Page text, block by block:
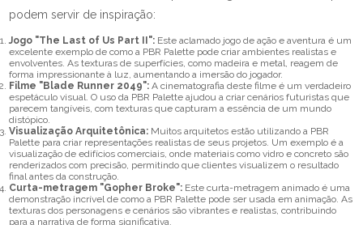
podem servir de inspiração:
Jogo "The Last of Us Part II": Este aclamado jogo de ação e aventura é um
excelente exemplo de como a PBR Palette pode criar ambientes realistas e
envolventes. As texturas de superfícies, como madeira e metal, reagem de
forma impressionante à luz, aumentando a imersão do jogador.
Filme "Blade Runner 2049": A cinematografia deste filme é um verdadeiro
espetáculo visual. O uso da PBR Palette ajudou a criar cenários futuristas que
parecem tangíveis, com texturas que capturam a essência de um mundo
distópico.
Visualização Arquitetônica: Muitos arquitetos estão utilizando a PBR
Palette para criar representações realistas de seus projetos. Um exemplo é a
visualização de edifícios comerciais, onde materiais como vidro e concreto são
renderizados com precisão, permitindo que clientes visualizem o resultado
final antes da construção.
Curta-metragem "Gopher Broke": Este curta-metragem animado é uma
demonstração incrível de como a PBR Palette pode ser usada em animação. As
texturas dos personagens e cenários são vibrantes e realistas, contribuindo
para a narrativa de forma significativa.